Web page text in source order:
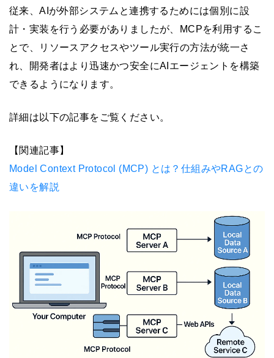
従来、AIが外部システムと連携するためには個別に設
計・実装を行う必要がありましたが、MCPを利用するこ
とで、リソースアクセスやツール実行の方法が統一さ
れ、開発者はより迅速かつ安全にAIエージェントを構築
できるようになります。
詳細は以下の記事をご覧ください。
【関連記事】
Model Context Protocol (MCP) とは？仕組みやRAGとの
違いを解説